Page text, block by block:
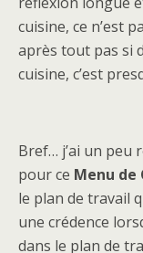
cuisine, ce n’est
après tout pas si
cuisine, c’est
Bref… j’ai un peu
pour ce Menu de
le plan de travail
une crédence
dans le plan de